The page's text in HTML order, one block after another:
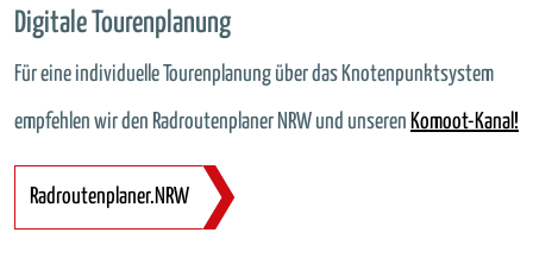
Digitale Tourenplanung
Für eine individuelle Tourenplanung über das Knotenpunktsystem
empfehlen wir den Radroutenplaner NRW und unseren Komoot-Kanal!
Radroutenplaner.NRW